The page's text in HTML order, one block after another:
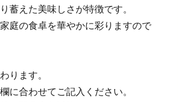
蓄えた美味しさが特徴です。
庭の食卓を華やかに彩りますので
ります。
に合わせてご記入ください。